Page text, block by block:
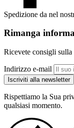
Spedizione da nel
Rimanga
Ricevete consigli
Indirizzo e-mail
Iscriviti alla newsletter
Rispettiamo la Sua
qualsiasi momento.